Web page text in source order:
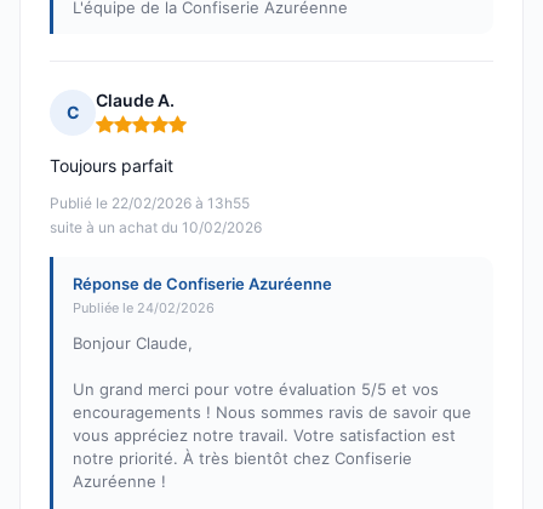
L'équipe de la Confiserie Azuréenne
C
Claude A.
Note : 5 sur 5
Publié le 22/02/2026 à 13h55
suite à un achat du 10/02/2026
Toujours parfait
Réponse de Confiserie Azuréenne
Publiée le 24/02/2026
Bonjour Claude,
Un grand merci pour votre évaluation 5/5 et vos
encouragements ! Nous sommes ravis de savoir que
vous appréciez notre travail. Votre satisfaction est
notre priorité. À très bientôt chez Confiserie
Azuréenne !